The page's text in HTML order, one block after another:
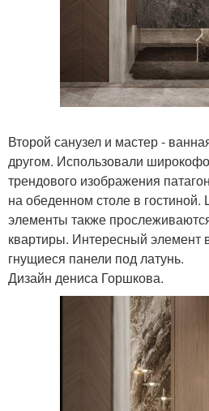
Второй санузел и мастер -
другом. Использовали
трендового изображения
на обеденном столе в
элементы также
квартиры. Интересный элемент
гнущиеся панели под латунь.
Дизайн дениса Горшкова.